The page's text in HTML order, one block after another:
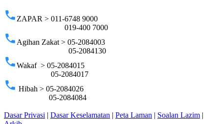
phone ZAPAR > 011-6748 9000
019-400 7000
phone Agihan Zakat > 05-2084003
05-2084130
phoneWakaf > 05-2084015
05-2084017
phone Hibah > 05-2084026
05-2084084
Dasar Privasi | Dasar Keselamatan | Peta Laman | Soalan Lazim |